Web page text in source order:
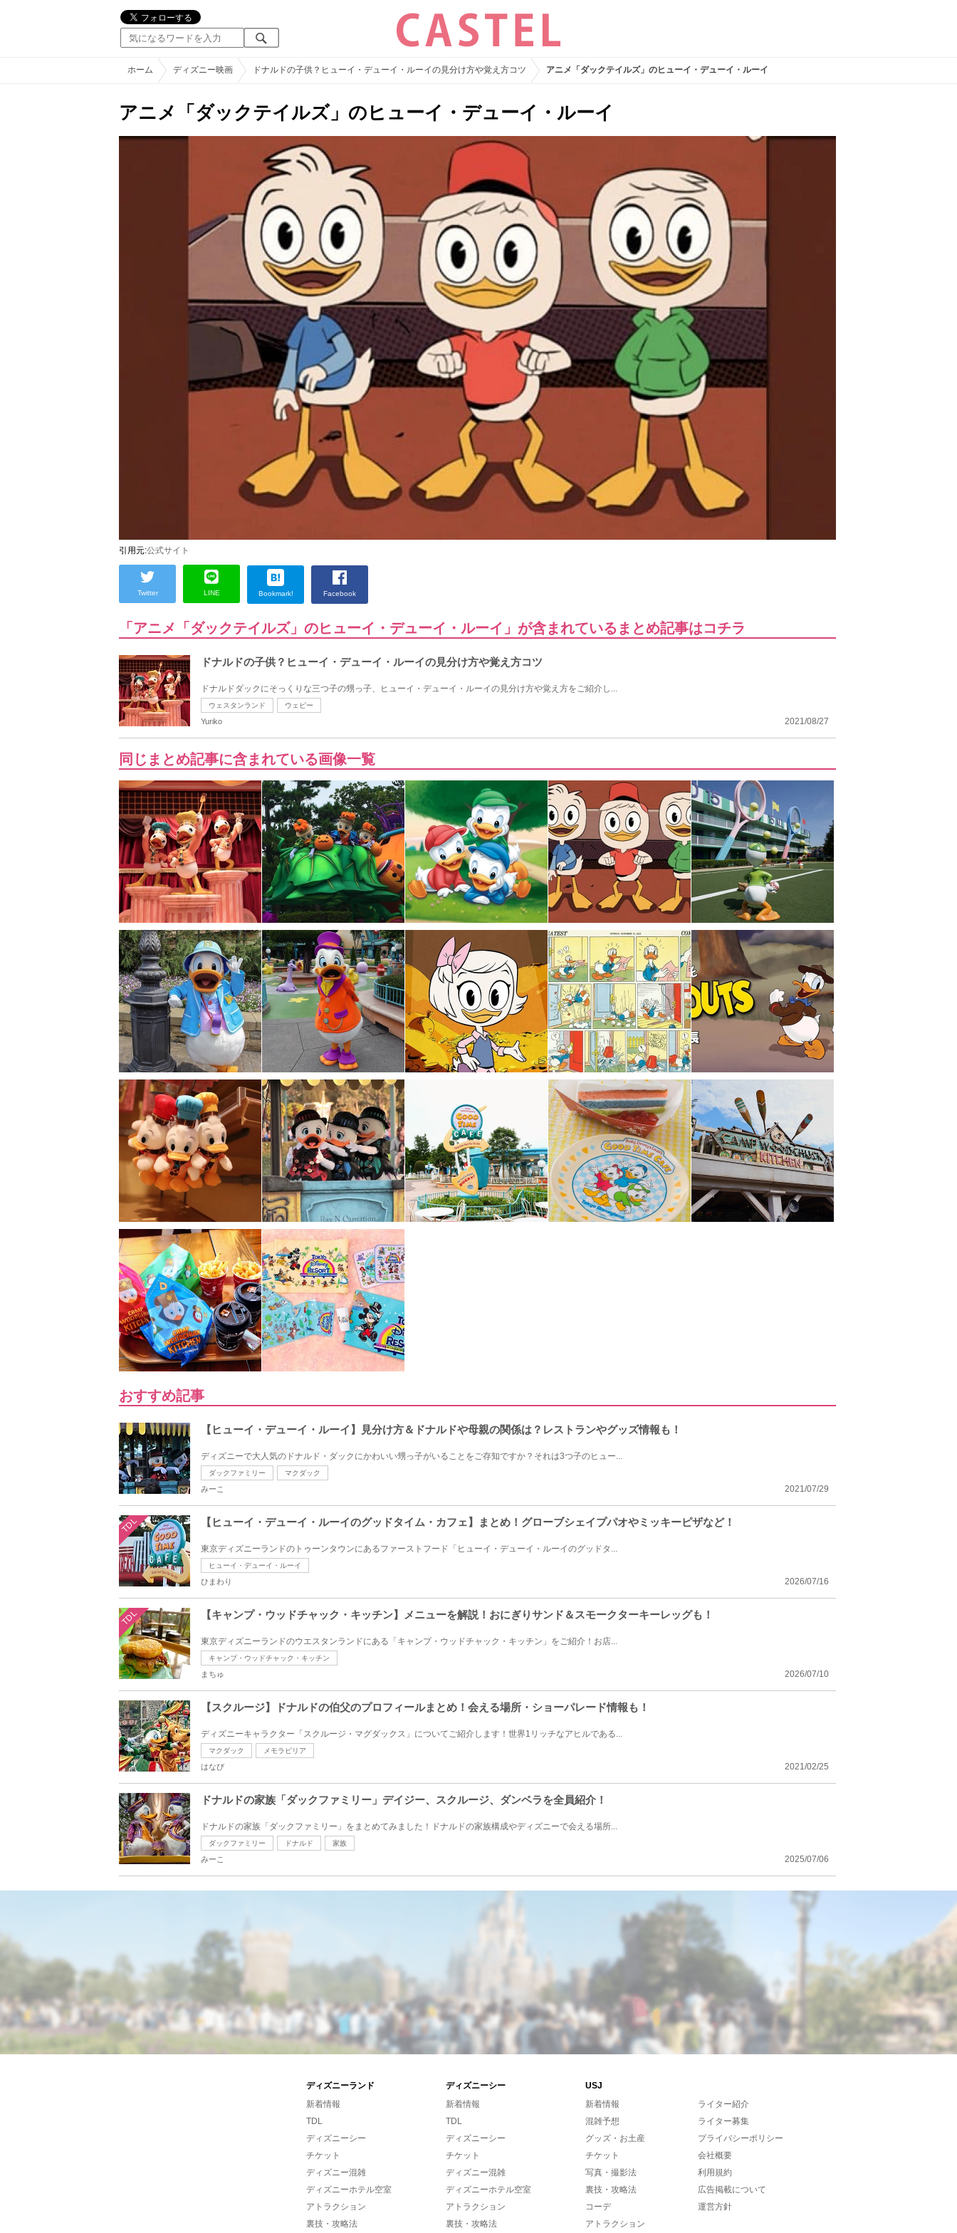
ホーム ディズニー映画 ドナルドの子供？ヒューイ・デューイ・ルーイの見分け方や覚え方コツ アニメ「ダックテイルズ」のヒューイ・デューイ・ルーイ
アニメ「ダックテイルズ」のヒューイ・デューイ・ルーイ
引用元:公式サイト
Twitter LINE Bookmark! Facebook
「アニメ「ダックテイルズ」のヒューイ・デューイ・ルーイ」が含まれているまとめ記事はコチラ
ドナルドの子供？ヒューイ・デューイ・ルーイの見分け方や覚え方コツ
ドナルドダックにそっくりな三つ子の甥っ子、ヒューイ・デューイ・ルーイの見分け方や覚え方をご紹介し...
ウェスタンランド ウェビー
2021/08/27
Yuriko
同じまとめ記事に含まれている画像一覧
おすすめ記事
【ヒューイ・デューイ・ルーイ】見分け方＆ドナルドや母親の関係は？レストランやグッズ情報も！
ディズニーで大人気のドナルド・ダックにかわいい甥っ子がいることをご存知ですか？それは3つ子のヒュー...
ダックファミリー マクダック
2021/07/29
みーこ
TDL 【ヒューイ・デューイ・ルーイのグッドタイム・カフェ】まとめ！グローブシェイプパオやミッキーピザなど！
東京ディズニーランドのトゥーンタウンにあるファーストフード「ヒューイ・デューイ・ルーイのグッドタ...
ヒューイ・デューイ・ルーイ
2026/07/16
ひまわり
TDL 【キャンプ・ウッドチャック・キッチン】メニューを解説！おにぎりサンド＆スモークターキーレッグも！
東京ディズニーランドのウエスタンランドにある「キャンプ・ウッドチャック・キッチン」をご紹介！お店...
キャンプ・ウッドチャック・キッチン
2026/07/10
まちゅ
【スクルージ】ドナルドの伯父のプロフィールまとめ！会える場所・ショーパレード情報も！
ディズニーキャラクター「スクルージ・マグダックス」についてご紹介します！世界1リッチなアヒルである...
マクダック メモラビリア
2021/02/25
はなび
ドナルドの家族「ダックファミリー」デイジー、スクルージ、ダンベラを全員紹介！
ドナルドの家族「ダックファミリー」をまとめてみました！ドナルドの家族構成やディズニーで会える場所...
ダックファミリー ドナルド 家族
2025/07/06
みーこ
ディズニーランド ディズニーシー
USJ
新着情報
TDL
ディズニーシー
チケット
ディズニー混雑
ディズニーホテル空室
アトラクション
裏技・攻略法
新着情報
TDL
ディズニーシー
チケット
ディズニー混雑
ディズニーホテル空室
アトラクション
裏技・攻略法
新着情報
混雑予想
グッズ・お土産
チケット
写真・撮影法
裏技・攻略法
コーデ
アトラクション
ライター紹介
ライター募集
プライバシーポリシー
会社概要
利用規約
広告掲載について
運営方針